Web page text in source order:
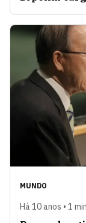
MUNDO
Há 10 anos • 1